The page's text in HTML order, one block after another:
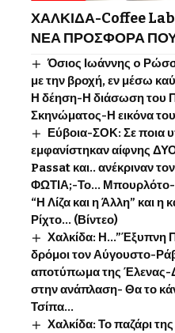
ΧΑΛΚΙΔΑ-Coffee
ΝΕΑ ΠΡΟΣΦΟΡΑ
Όσιος Ιωάννης o
με την βροχή, εν μέσω
Η δέηση-Η διάσωση του
Σκηνώματος-Η εικόνα
Εύβοια-ΣΟΚ: Σε ποια
εμφανίστηκαν αίφνης
Passat και.. ανέκριναν
ΦΩΤΙΑ;-Το… Μπουρλότο-
“Η Λίζα και η Άλλη” και η
Ρίχτο… (Βίντεο)
Χαλκίδα: Η…”Έξυπνη
δρόμοι τον Αύγουστο-
αποτύπωμα της Έλενας-
στην ανάπλαση- Θα το
Τσίπα…
Χαλκίδα: Το παζάρι